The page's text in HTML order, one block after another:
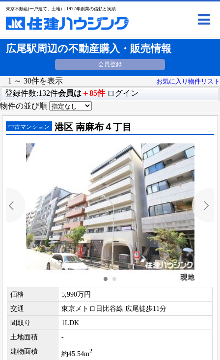
東京不動産(一戸建て、土地)｜1977年創業の信頼と実績
広尾駅周辺の不動産購入・販売情報
会員登録
1 ～ 30件を表示 お気に入り物件リスト
登録件数:132件会員は ＋85件 ログイン
物件の並び順
中古マンション 港区 南麻布４丁目
価格
5,990万円
交通
東京メトロ日比谷線 広尾徒歩11分
間取り
1LDK
土地面積
-
建物面積
約45.54m2